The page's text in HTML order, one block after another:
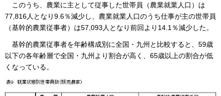
このうち 、農業に主として従事した世帯員（農業就業人口）は
77,816人となり9.6％減少し、農業就業人口のうち仕事が主の世帯員
（基幹的農業従事者）は57,093人となり前回より14.1％減少した。
基幹的農業従事者を年齢構成別に全国・九州と比較すると、59歳
以下の各年齢層で全国・九州より割合が高く、65歳以上の割合が低
くなっている。